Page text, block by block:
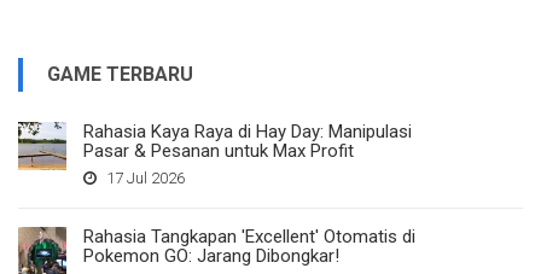
GAME TERBARU
Rahasia Kaya Raya di Hay Day: Manipulasi
Pasar & Pesanan untuk Max Profit
17 Jul 2026
Rahasia Tangkapan 'Excellent' Otomatis di
Pokemon GO: Jarang Dibongkar!